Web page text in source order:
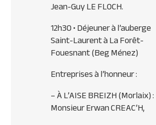
Jean-Guy LEFLOCH.
12h30 • Déjeuner à l’auberge
Saint-Laurent à La Forêt-
Fouesnant (Beg Ménez)
Entreprises à l’honneur :
– À L’AISEBREIZH(Morlaix) :
Monsieur ErwanCREAC’H,